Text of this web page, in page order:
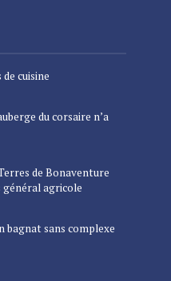
cuisine
du corsaire n’a
de Bonaventure
général agricole
bagnat sans complexe